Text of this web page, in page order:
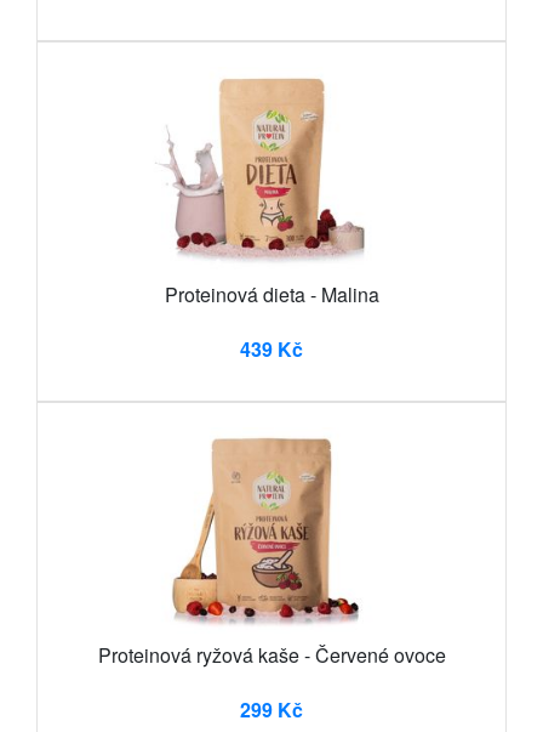
Proteinová dieta - Malina
439 Kč
Proteinová ryžová kaše - Červené ovoce
299 Kč